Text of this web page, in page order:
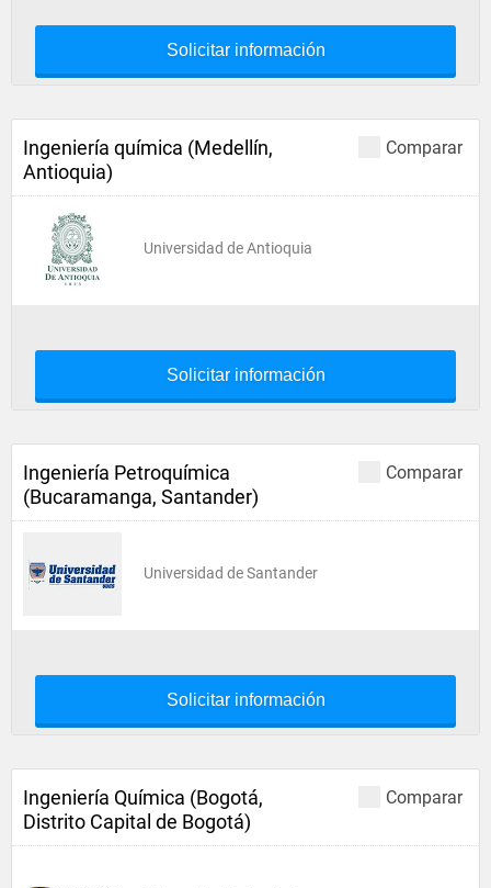
Solicitar información
Comparar
Ingeniería química (Medellín,
Antioquia)
Universidad de Antioquia
Solicitar información
Comparar
Ingeniería Petroquímica
(Bucaramanga, Santander)
Universidad de Santander
Solicitar información
Comparar
Ingeniería Química (Bogotá,
Distrito Capital de Bogotá)